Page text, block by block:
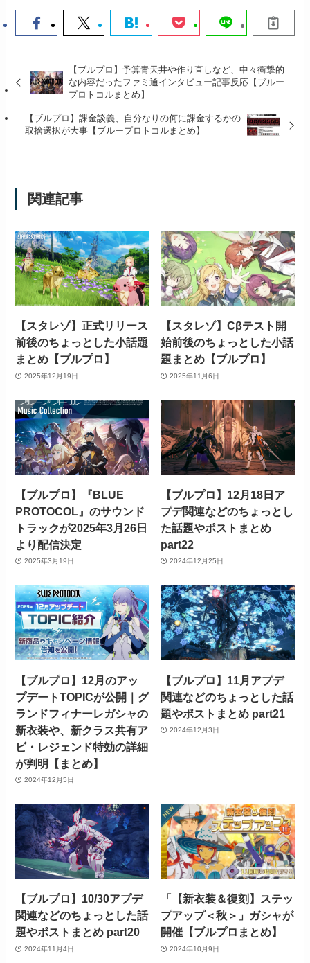
【ブルプロ】予算青天井や作り直しなど、中々衝撃的
な内容だったファミ通インタビュー記事反応【ブルー
プロトコルまとめ】
【ブルプロ】課金談義、自分なりの何に課金するかの
取捨選択が大事【ブループロトコルまとめ】
関連記事
【スタレゾ】正式リリース
前後のちょっとした小話題
まとめ【ブルプロ】
2025年12月19日
【スタレゾ】Cβテスト開
始前後のちょっとした小話
題まとめ【ブルプロ】
2025年11月6日
【ブルプロ】『BLUE
PROTOCOL』のサウンド
トラックが2025年3月26日
より配信決定
2025年3月19日
【ブルプロ】12月18日ア
プデ関連などのちょっとし
た話題やポストまとめ
part22
2024年12月25日
【ブルプロ】12月のアッ
プデートTOPICが公開｜グ
ランドフィナーレガシャの
新衣装や、新クラス共有ア
ビ・レジェンド特効の詳細
が判明【まとめ】
2024年12月5日
【ブルプロ】11月アプデ
関連などのちょっとした話
題やポストまとめ part21
2024年12月3日
【ブルプロ】10/30アプデ
関連などのちょっとした話
題やポストまとめ part20
2024年11月4日
「【新衣装＆復刻】ステッ
プアップ＜秋＞」ガシャが
開催【ブルプロまとめ】
2024年10月9日